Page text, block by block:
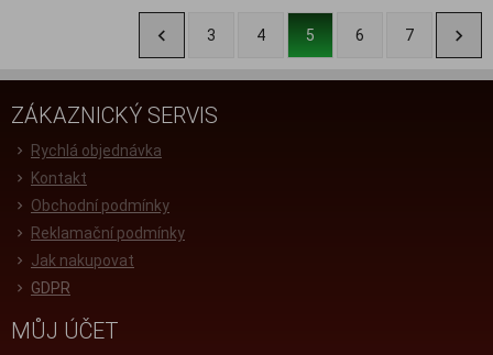
3 4 5 6 7
ZÁKAZNICKÝ SERVIS
Rychlá objednávka
Kontakt
Obchodní podmínky
Reklamační podmínky
Jak nakupovat
GDPR
MŮJ ÚČET